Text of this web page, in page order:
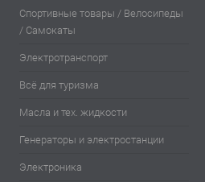
Спортивные товары / Велосипеды
/ Самокаты
Электротранспорт
Всё для туризма
Масла и тех. жидкости
Генераторы и электростанции
Электроника